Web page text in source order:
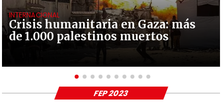
Crisis humanitaria en Gaza: más
de 1.000 palestinos muertos
INTERNACIONAL
FEP 2023